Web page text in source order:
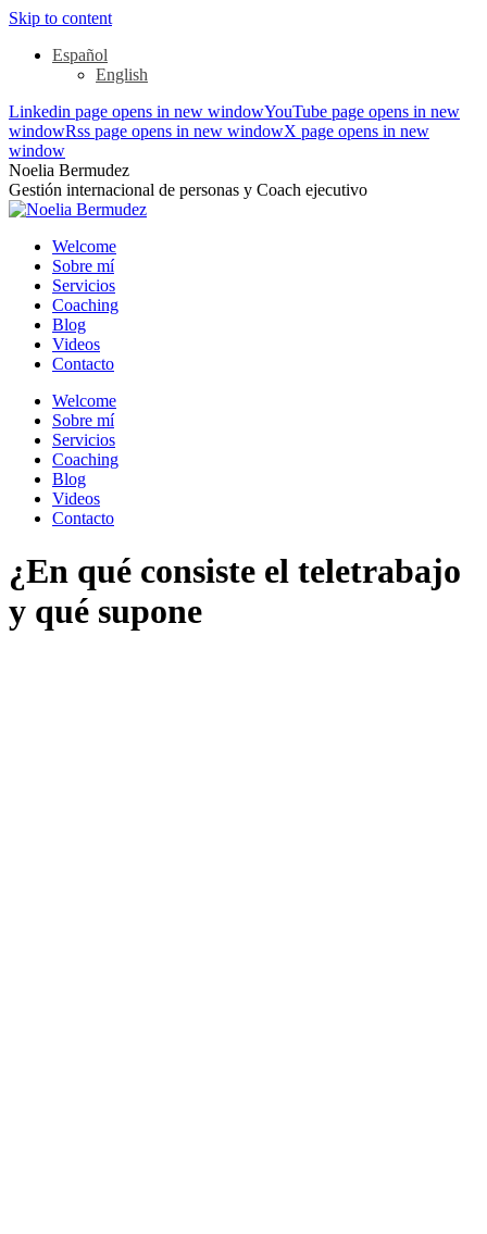
Skip to content
Español
English
Linkedin page opens in new windowYouTube page opens in new
windowRss page opens in new windowX page opens in new
window
Noelia Bermudez
Gestión internacional de personas y Coach ejecutivo
Welcome
Sobre mí
Servicios
Coaching
Blog
Videos
Contacto
Welcome
Sobre mí
Servicios
Coaching
Blog
Videos
Contacto
¿En qué consiste el teletrabajo
y qué supone